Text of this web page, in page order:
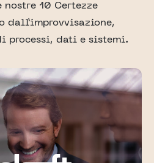
10 Certezze
dall’improvvisazione,
processi, dati e sistemi.